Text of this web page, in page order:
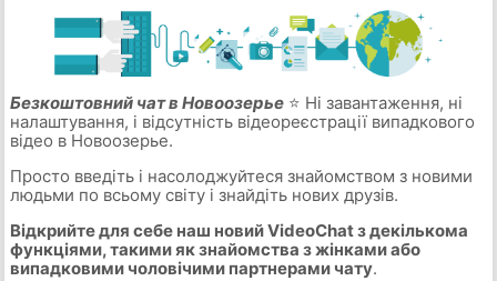
Безкоштовний чат в Новоозерье⭐ Ні завантаження, ні
налаштування, і відсутність відеореєстрації випадкового
відео в Новоозерье.
Просто введіть і насолоджуйтеся знайомством з новими
людьми по всьому світу і знайдіть нових друзів.
Відкрийте для себе наш новий VideoChat з декількома
функціями, такими як знайомства з жінками або
випадковими чоловічими партнерами чату.